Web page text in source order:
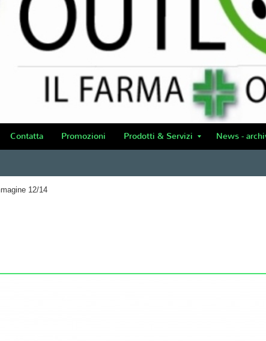
Contatta Promozioni Prodotti & Servizi News -
12/14